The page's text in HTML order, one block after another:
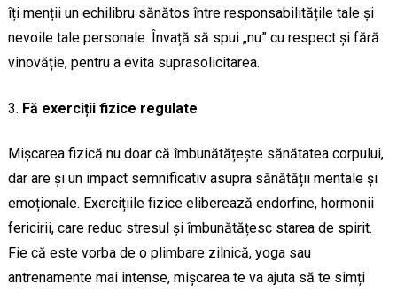
îți menții un echilibru sănătos între responsabilitățile tale și
nevoile tale personale. Învață să spui „nu” cu respect și fără
vinovăție, pentru a evita suprasolicitarea.
Fă exerciții fizice regulate
Mișcarea fizică nu doar că îmbunătățește sănătatea corpului,
dar are și un impact semnificativ asupra sănătății mentale și
emoționale. Exercițiile fizice eliberează endorfine, hormonii
fericirii, care reduc stresul și îmbunătățesc starea de spirit.
Fie că este vorba de o plimbare zilnică, yoga sau
antrenamente mai intense, mișcarea te va ajuta să te simți